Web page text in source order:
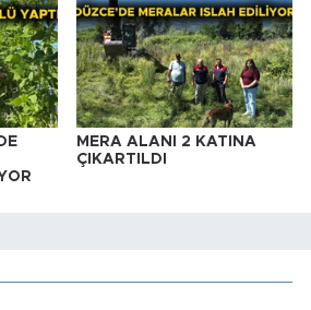
MERA ALANI 2 KATINA
ÇIKARTILDI